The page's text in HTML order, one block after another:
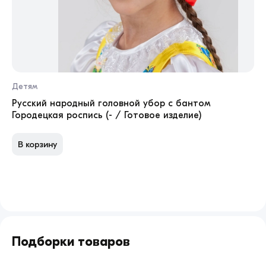
Юбка в цветной горошек (рост 116-134 /
красный / Готовое изделие)
можно на нашем
сайте. Оформите заказ и наш менеджер
свяжется с вами в ближайшее время для
уточнения деталей заказа.
Детям
Русский народный головной убор с бантом
Городецкая роспись (- / Готовое изделие)
В корзину
Подборки товаров